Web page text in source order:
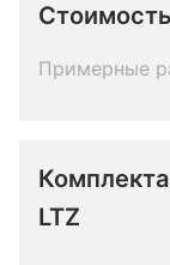
Примерные
LTZ